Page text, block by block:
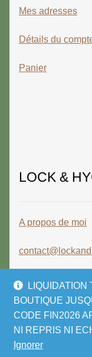
LIQUIDATION
BOUTIQUE
CODE FIN2026
NI REPRIS NI
Ignorer
Mes adresses
Détails du
Panier
LOCK &
A propos de moi
© LOCK &